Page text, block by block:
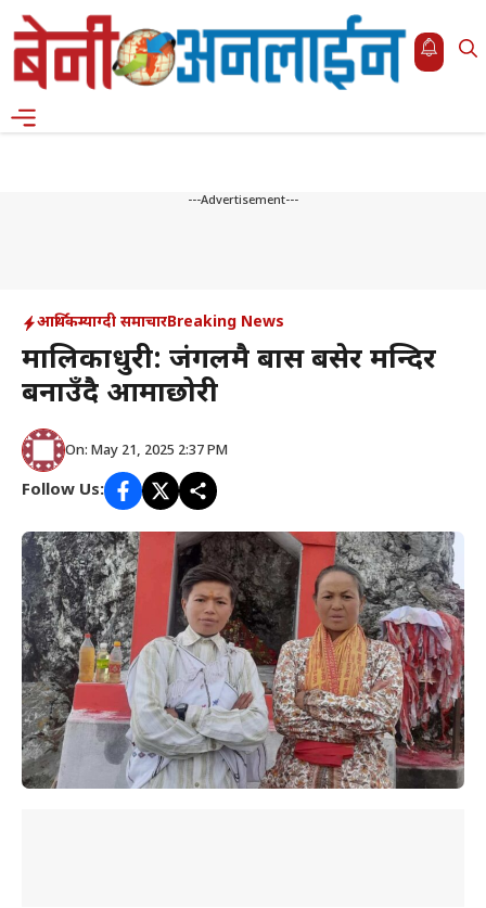
Skip
to
content
---Advertisement---
आर्थिकम्याग्दी समाचारBreaking News
मालिकाधुरी: जंगलमै बास बसेर मन्दिर
बनाउँदै आमाछोरी
On: May 21, 2025 2:37 PM
Follow Us: